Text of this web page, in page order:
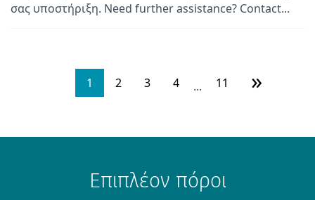
σας υποστήριξη. Need further assistance? Contact...
1 2 3 4 ... 11 »
Επιπλέον πόροι